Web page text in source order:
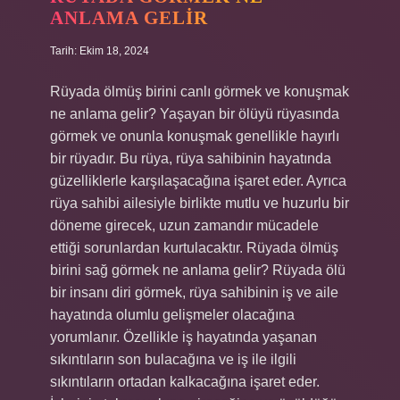
ANLAMA GELIR
Tarih: Ekim 18, 2024
Rüyada ölmüş birini canlı görmek ve konuşmak
ne anlama gelir? Yaşayan bir ölüyü rüyasında
görmek ve onunla konuşmak genellikle hayırlı
bir rüyadır. Bu rüya, rüya sahibinin hayatında
güzelliklerle karşılaşacağına işaret eder. Ayrıca
rüya sahibi ailesiyle birlikte mutlu ve huzurlu bir
döneme girecek, uzun zamandır mücadele
ettiği sorunlardan kurtulacaktır. Rüyada ölmüş
birini sağ görmek ne anlama gelir? Rüyada ölü
bir insanı diri görmek, rüya sahibinin iş ve aile
hayatında olumlu gelişmeler olacağına
yorumlanır. Özellikle iş hayatında yaşanan
sıkıntıların son bulacağına ve iş ile ilgili
sıkıntıların ortadan kalkacağına işaret eder.